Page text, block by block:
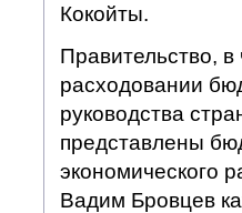
Кокойты.
Правительство,
расходовании
руководства
представлены
экономического
Вадим Бровцев